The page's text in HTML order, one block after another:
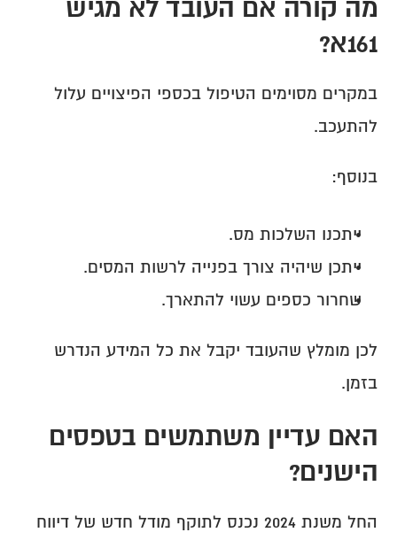
161א?
להתעכב.
בנוסף:
ייתכנו השלכות מס.
ייתכן שיהיה צורך בפנייה לרשות המסים.
שחרור כספים עשוי להתארך.
בזמן.
הישנים?